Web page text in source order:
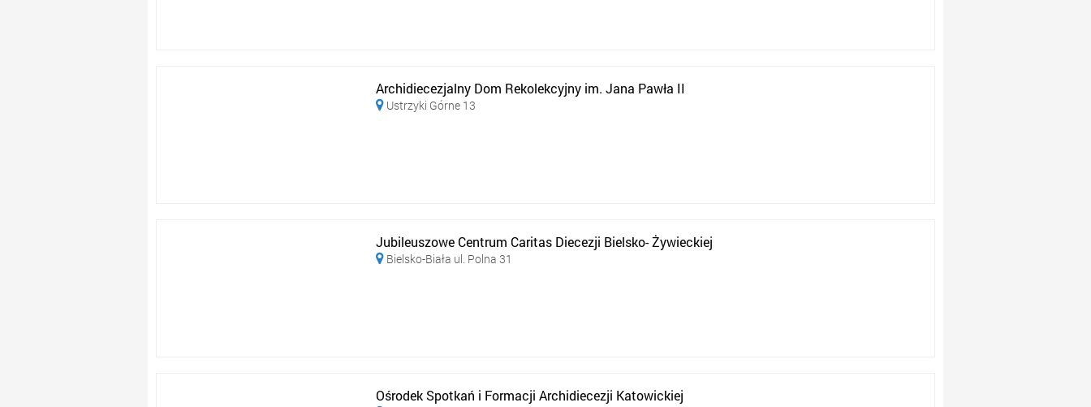
Archidiecezjalny Dom Rekolekcyjny im. Jana Pawła II
 Ustrzyki Górne 13
Jubileuszowe Centrum Caritas Diecezji Bielsko- Żywieckiej
 Bielsko-Biała ul. Polna 31
Ośrodek Spotkań i Formacji Archidiecezji Katowickiej